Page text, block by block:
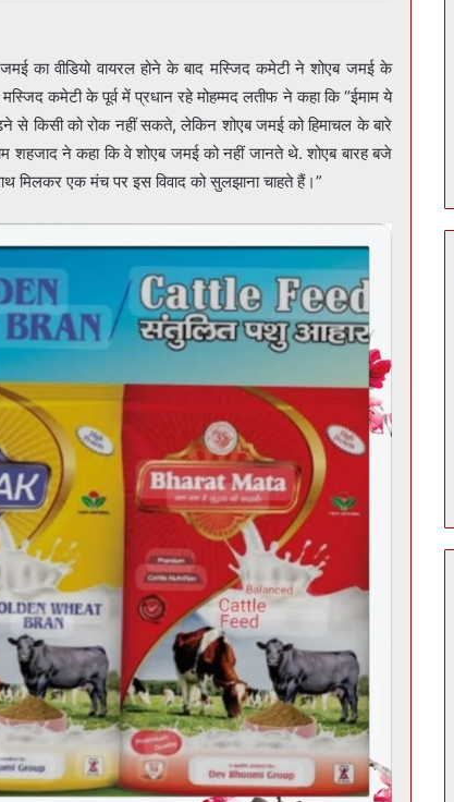
का वीडियो वायरल होने के बाद मस्जिद कमेटी ने शोएब जमई के
कमेटी के पूर्व में प्रधान रहे मोहम्मद लतीफ ने कहा कि “ईमाम ये
से किसी को रोक नहीं सकते, लेकिन शोएब जमई को हिमाचल के बारे
शहजाद ने कहा कि वे शोएब जमई को नहीं जानते थे. शोएब बारह बजे
मिलकर एक मंच पर इस विवाद को सुलझाना चाहते हैं।”